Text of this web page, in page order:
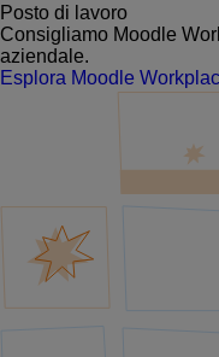
Posto di lavoro
Consigliamo Moodle
aziendale.
Esplora Moodle